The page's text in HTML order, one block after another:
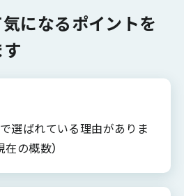
になるポイントを
選ばれている理由がありま
の概数）